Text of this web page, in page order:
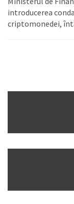
introducerea
criptomonedei,